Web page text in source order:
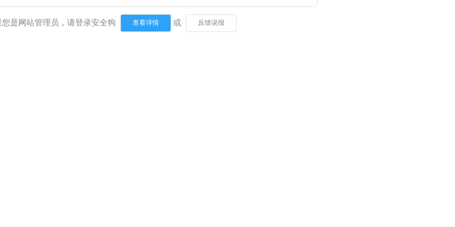
您是网站管理员，请登录安全狗 或